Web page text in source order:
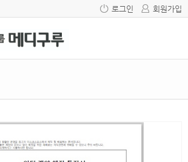
로그인 회원가입